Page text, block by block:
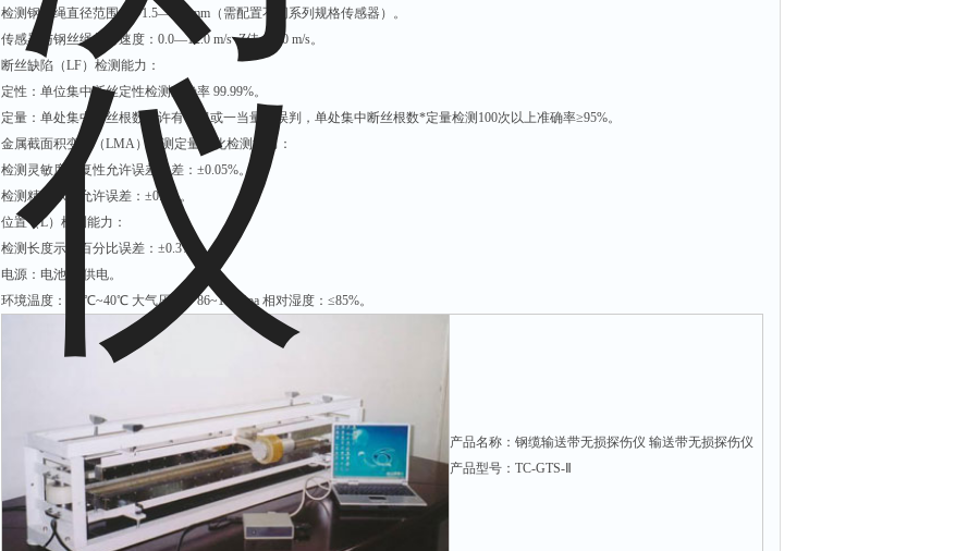
检测钢丝绳直径范围：Φ1.5—300mm（需配置不同系列规格传感器）。
传感器与钢丝绳相对速度：0.0—12.0 m/s Z佳：2.0 m/s。
断丝缺陷（LF）检测能力：
定性：单位集中断丝定性检测准确率 99.99%。
定量：单处集中断丝根数允许有一根或一当量根误判，单处集中断丝根数*定量检测100次以上准确率≥95%。
金属截面积变化（LMA）检测定量变化检测能力：
检测灵敏度重复性允许误差误差：±0.05%。
检测精度示值允许误差：±0.2%。
位置（L）检测能力：
检测长度示值百分比误差：±0.3%。
电源：电池5V供电。
环境温度：-10℃~40℃ 大气压力：86~106Kpa 相对湿度：≤85%。
产品名称：钢缆输送带无损探伤仪 输送带无损探伤仪
产品型号：TC-GTS-Ⅱ